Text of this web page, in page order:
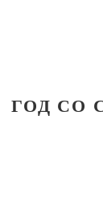
ГОД СО